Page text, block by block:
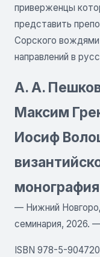
приверженцы
представить
Сорского
направлений в
А. А.
Максим
Иосиф
монография
— Нижний
семинария, 2026.
ISBN 978-5-